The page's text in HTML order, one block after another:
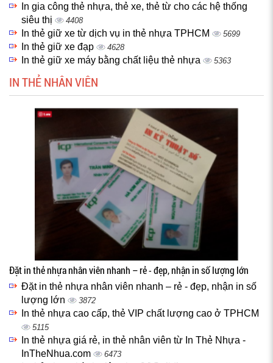
In gia công thẻ nhựa, thẻ xe, thẻ từ cho các hệ thống
siêu thị
4408
In thẻ giữ xe từ dịch vụ in thẻ nhựa TPHCM 5699
In thẻ giữ xe đạp 4628
In thẻ giữ xe máy bằng chất liệu thẻ nhựa 5363
IN THẺ NHÂN VIÊN
Đặt in thẻ nhựa nhân viên nhanh – rẻ - đẹp, nhận in số lượng lớn
Đặt in thẻ nhựa nhân viên nhanh – rẻ - đẹp, nhận in số
lượng lớn
3872
In thẻ nhựa cao cấp, thẻ VIP chất lượng cao ở TPHCM
5115
In thẻ nhựa giá rẻ, in thẻ nhân viên từ In Thẻ Nhựa -
InTheNhua.com
6473